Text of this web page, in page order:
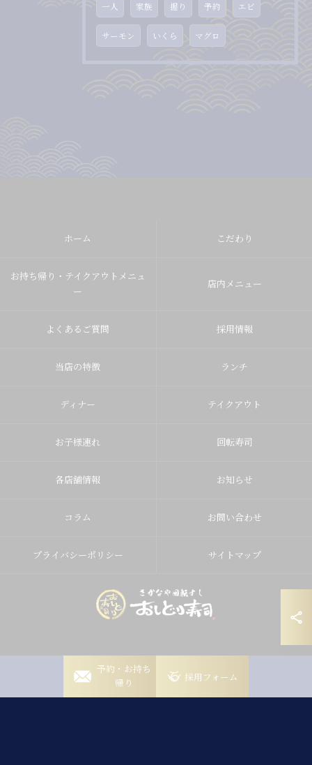
一人 家族 握り 予約 エビ
サーモン いくら マグロ
予約・お持ち
帰り
岡崎稲熊店
岡崎竜美丘店
採用フォーム
ホーム こだわり
お持ち帰り・テイクアウトメニュ
ー
店内メニュー
よくあるご質問 採用情報
当店の特徴 ランチ
ディナー テイクアウト
お子様連れ 回転寿司
各店舗情報 お知らせ
コラム お問い合わせ
プライバシーポリシー サイトマップ
© 2026 愛知県岡崎の寿司ならおしどり寿司 ALL RIGHTS RESERVED.